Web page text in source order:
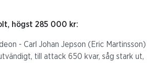
högst 285 000 kr:
- Carl Johan Jepson (Eric Martinsson)
utvändigt, till attack 650 kvar, såg stark ut,